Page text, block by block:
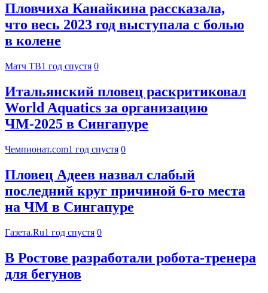
Пловчиха Канайкина рассказала,
что весь 2023 год выступала с болью
в колене
Матч ТВ1 год спустя 0
Итальянский пловец раскритиковал
World Aquatics за организацию
ЧМ-2025 в Сингапуре
Чемпионат.com1 год спустя 0
Пловец Адеев назвал слабый
последний круг причиной 6-го места
на ЧМ в Сингапуре
Газета.Ru1 год спустя 0
В Ростове разработали робота-тренера
для бегунов